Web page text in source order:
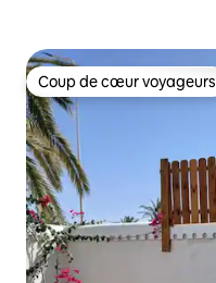
Coup de cœur voyageurs
Coup de cœur voyageurs